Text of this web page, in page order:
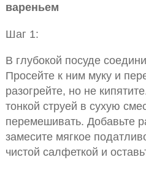
вареньем
Шаг 1:
В глубокой посуде
Просейте к ним муку и
разогрейте, но не
тонкой струей в сухую
перемешивать. Добавьте
замесите мягкое
чистой салфеткой и